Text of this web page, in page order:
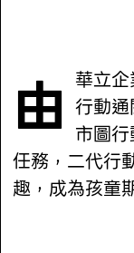
由華立企業與陳建東夫妻各捐贈的第二代 行動
市圖
任務，二代行
趣，成為孩童